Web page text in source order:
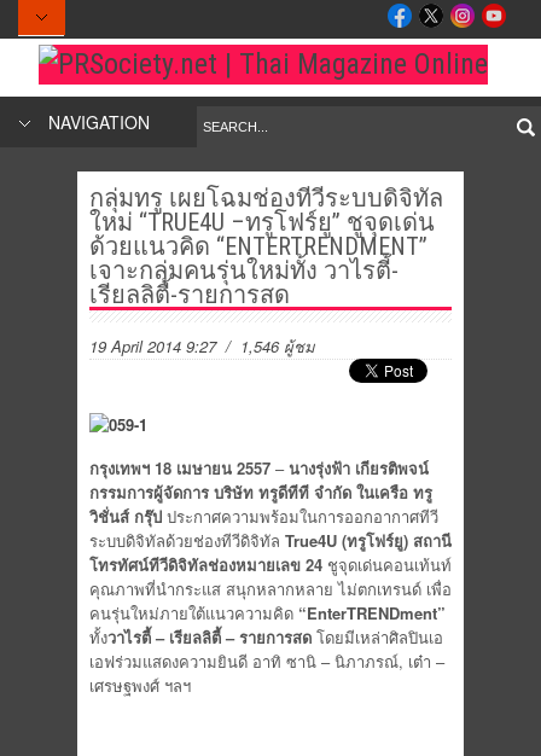
NAVIGATION
กลุ่มทรู เผยโฉมช่องทีวีระบบดิจิทัล
ใหม่ “TRUE4U –ทรูโฟร์ยู” ชูจุดเด่น
ด้วยแนวคิด “ENTERTRENDMENT”
เจาะกลุ่มคนรุ่นใหม่ทั้ง วาไรตี้-
เรียลลิตี้-รายการสด
19 April 2014 9:27/ 1,546 ผู้ชม
กรุงเทพฯ 18 เมษายน 2557 –นางรุ่งฟ้า เกียรติพจน์
กรรมการผู้จัดการ บริษัท ทรูดีทีที จำกัด ในเครือ ทรู
วิชั่นส์ กรุ๊ป ประกาศความพร้อมในการออกอากาศทีวี
ระบบดิจิทัลด้วยช่องทีวีดิจิทัล True4U (ทรูโฟร์ยู) สถานี
โทรทัศน์ทีวีดิจิทัลช่องหมายเลข 24 ชูจุดเด่นคอนเท้นท์
คุณภาพที่นำกระแส สนุกหลากหลาย ไม่ตกเทรนด์ เพื่อ
คนรุ่นใหม่ภายใต้แนวความคิด “EnterTRENDment”
ทั้งวาไรตี้ – เรียลลิตี้ – รายการสด โดยมีเหล่าศิลปินเอ
เอฟร่วมแสดงความยินดี อาทิ ซานิ – นิภาภรณ์, เต๋า –
เศรษฐพงศ์ ฯลฯ